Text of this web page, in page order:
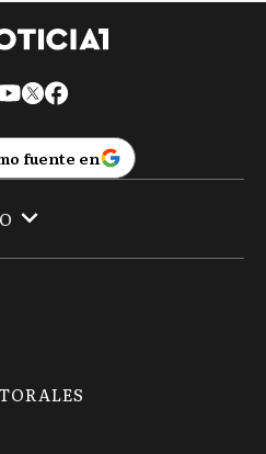
fuente en